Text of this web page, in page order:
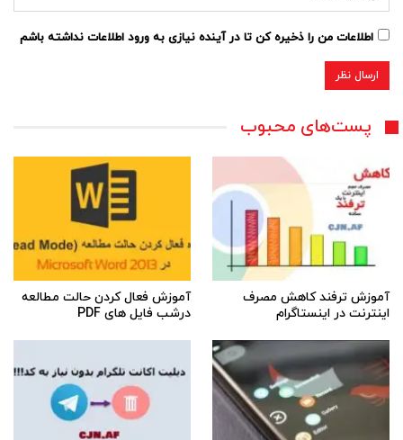
اطلاعات من را ذخیره کن تا در آینده نیازی به ورود اطلاعات نداشته باشم
پست‌های محبوب
آموزش ترفند کاهش مصرف
اینترنت در اینستاگرام
آموزش فعال کردن حالت مطالعه
درشب فایل های PDF